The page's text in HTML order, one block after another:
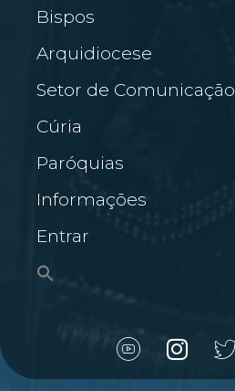
Bispos
Arquidiocese
Setor de Comunicação
Cúria
Paróquias
Informações
Entrar